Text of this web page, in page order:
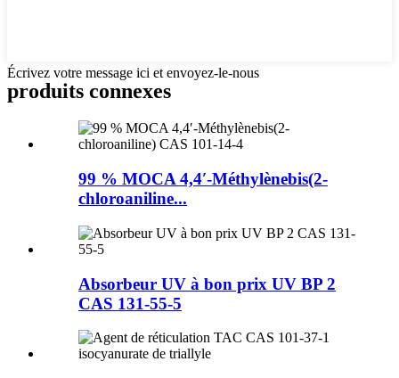
Écrivez votre message ici et envoyez-le-nous
produits connexes
99 % MOCA 4,4′-Méthylènebis(2-
chloroaniline...
Absorbeur UV à bon prix UV BP 2
CAS 131-55-5